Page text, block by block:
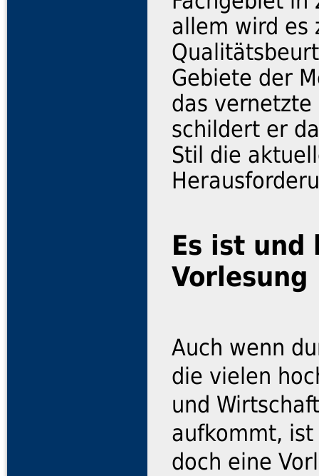
allem wird es
Gebiete der
das vernetzte
schildert er
Stil die
Es ist und
Vorlesung
Auch wenn
die vielen
und
aufkommt,
doch eine